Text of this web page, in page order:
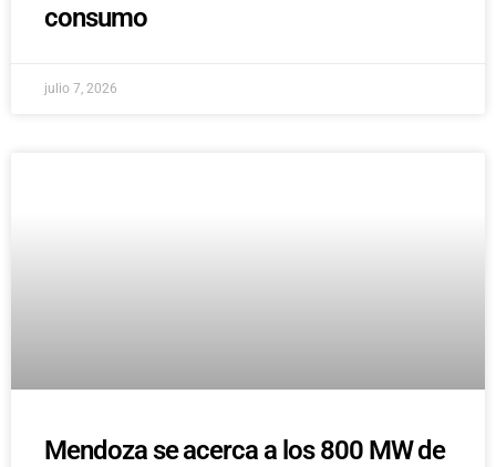
consumo
julio 7, 2026
Mendoza se acerca a los 800 MW de